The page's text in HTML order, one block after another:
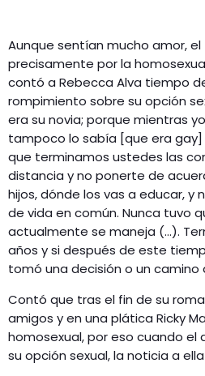
Aunque sentían mucho amor, el
precisamente por la
contó a Rebecca Alva tiempo
rompimiento sobre su opción
era su novia; porque mientras
tampoco lo sabía [que era gay]
que terminamos ustedes las
distancia y no ponerte de
hijos, dónde los vas a educar, y
de vida en común. Nunca tuvo
actualmente se maneja (…).
años y si después de este
tomó una decisión o un camino
Contó que tras el fin de su
amigos y en una plática Ricky
homosexual, por eso cuando el
su opción sexual, la noticia a